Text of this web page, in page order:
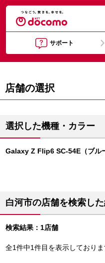
サポート
店舗の選択
選択した機種・カラー
Galaxy Z Flip6 SC-54E（ブル
白河市の店舗を検索し
検索結果：1店舗
全1件中1件目を表示しており